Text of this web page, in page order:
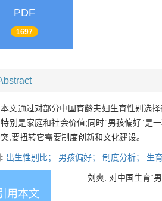
PDF
1697
本文通过对部分中国育龄夫妇生育性别选
别是家庭和社会价值;同时“男孩偏好”是
,要扭转它需要制度创新和文化建设。
出生性别比； 男孩偏好； 制度分析； 生
用本文
刘爽. 对中国生育“